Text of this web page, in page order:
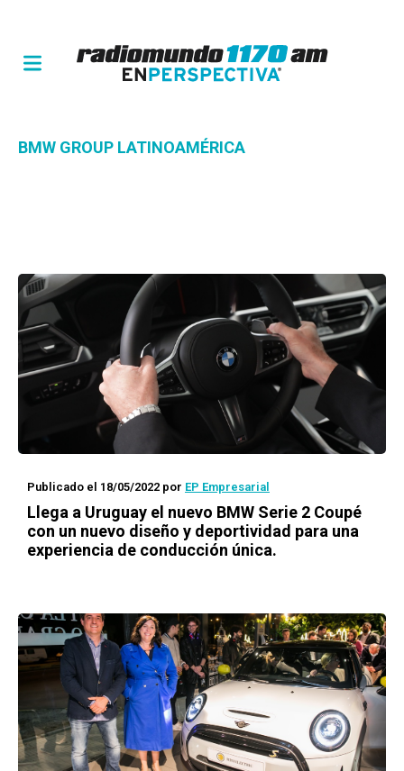
BMW GROUP LATINOAMÉRICA
Publicado el 18/05/2022 por EP Empresarial
Llega a Uruguay el nuevo BMW Serie 2 Coupé
con un nuevo diseño y deportividad para una
experiencia de conducción única.